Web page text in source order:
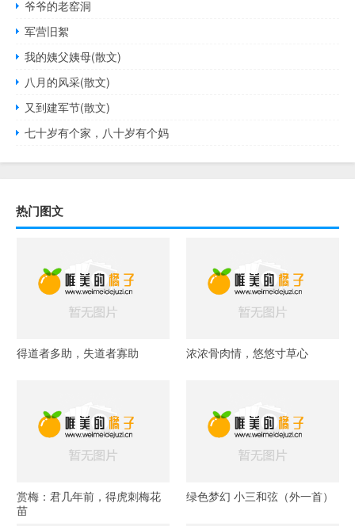
爷爷的老窑洞
军营旧絮
我的姨父姨母(散文)
八月的风采(散文)
又到建军节(散文)
七十岁有个家，八十岁有个妈
热门图文
得道者多助，失道者寡助 浓浓骨肉情，悠悠寸草心
赏梅：君几年前，得虎刺梅花
苗
绿色梦幻 小三和弦（外一首）